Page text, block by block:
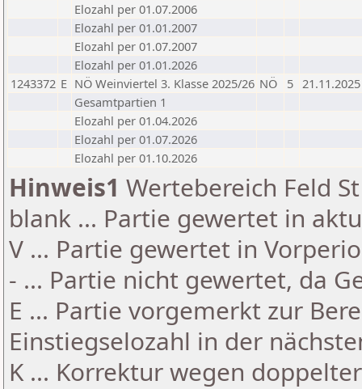
Elozahl per 01.07.2006
Elozahl per 01.01.2007
Elozahl per 01.07.2007
Elozahl per 01.01.2026
1243372 E NÖ Weinviertel 3. Klasse 2025/26 NÖ 5 21.11.2025
Gesamtpartien 1
Elozahl per 01.04.2026
Elozahl per 01.07.2026
Elozahl per 01.10.2026
Hinweis1 Wertebereich Feld
blank ... Partie gewertet in
V ... Partie gewertet in
- ... Partie nicht gewertet, da
E ... Partie vorgemerkt zur
Einstiegselozahl in der
K ... Korrektur wegen